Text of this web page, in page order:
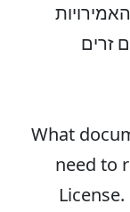
זרים
What
need to